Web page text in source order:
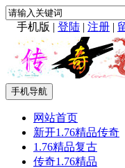
手机版 | 登陆 | 注册 |
手机导航
网站首页
新开1.76精品传奇
1.76精品复古
传奇1.76精品